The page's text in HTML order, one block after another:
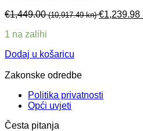
€1,449.00 (10,917.49 kn) €1,239.98
1 na zalihi
Dodaj u košaricu
Zakonske odredbe
Politika privatnosti
Opći uvjeti
Česta pitanja